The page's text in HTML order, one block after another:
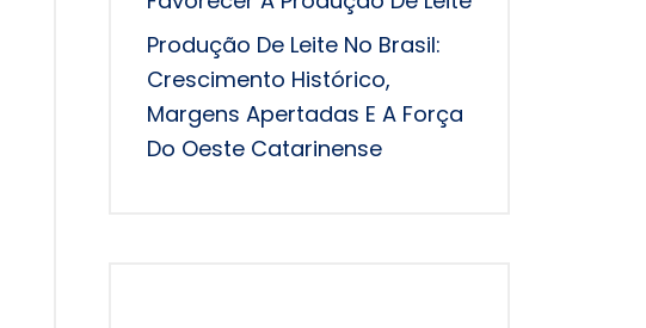
Produção De Leite No Brasil:
Crescimento Histórico,
Margens Apertadas E A Força
Do Oeste Catarinense